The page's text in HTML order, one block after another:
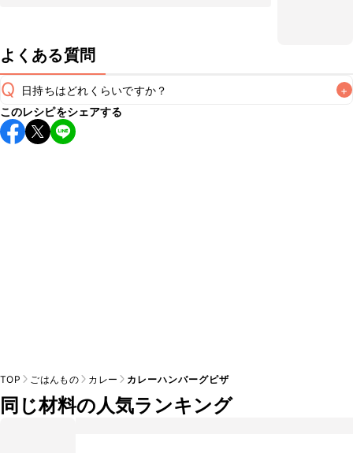
よくある質問
Q 日持ちはどれくらいですか？ +
保存期間は冷蔵で翌日中が目安です。なるべくお早めにお召
し上がりください。
このレシピをシェアする
TOP ごはんもの カレー カレーハンバーグピザ
同じ材料の人気ランキング